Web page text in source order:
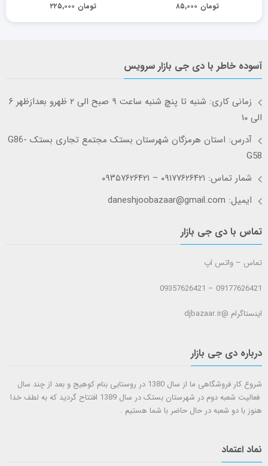
۸۵,۰۰۰ تومان ۲۲۵,۰۰۰ تومان
آسوده خاطر با دی جی بازار سرویس
زمانی کاری: شنبه تا پنچ شنبه ساعت ۹ صبح الی ۲ ظهرو بعدازظهر ۶
الی ۱۰
آدرس: استان هرمزگان شهرستان بستک مجتمع تجاری بستک G86-
G58
شمار تماس: ۰۹۱۷۷۶۲۶۴۲۱ – ۰۹۳۵۷۶۲۶۴۲۱
ایمیل: daneshjoobazaar@gmail.com
تماس با دی جی بازار
تماس – واتس اپ
09177626421 – 09357626421
اینستاگرام @djbazaar.ir
درباره دی جی بازار
شروع کار فروشگاهی ما از سال 1380 در روستایی بنام کوهیج و بعد از چند سال
فعالیت شعبه دوم در شهرستان بستک در سال 1389 افتتاح گردید که به لطف خدا
هنوز با دو شعبه در حال حاضر با شما هستيم .
نماد اعتماد